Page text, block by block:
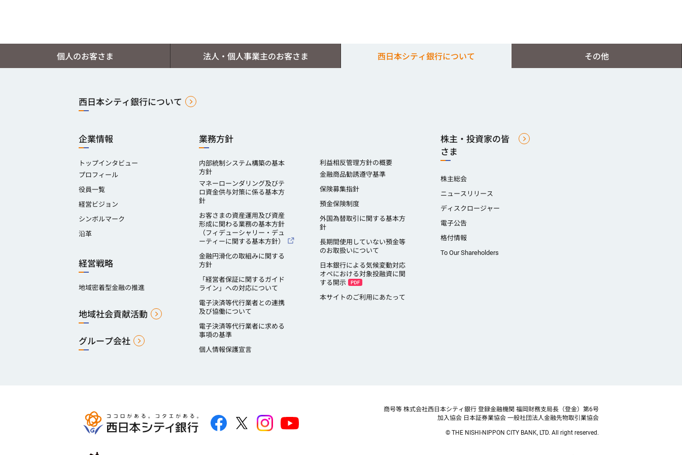
個人のお客さま 法人・個人事業主のお客さま 西日本シティ銀行について その他
西日本シティ銀行について
企業情報
トップインタビュー
プロフィール
役員一覧
経営ビジョン
シンボルマーク
沿革
経営戦略
地域密着型金融の推進
地域社会貢献活動
グループ会社
業務方針
内部統制システム構築の基本
方針
マネーローンダリング及びテ
ロ資金供与対策に係る基本方
針
お客さまの資産運用及び資産
形成に関わる業務の基本方針
（フィデューシャリー・デュ
ーティーに関する基本方針）
金融円滑化の取組みに関する
方針
「経営者保証に関するガイド
ライン」への対応について
電子決済等代行業者との連携
及び協働について
電子決済等代行業者に求める
事項の基準
個人情報保護宣言
利益相反管理方針の概要
金融商品勧誘遵守基準
保険募集指針
預金保険制度
外国為替取引に関する基本方
針
長期間使用していない預金等
のお取扱いについて
日本銀行による気候変動対応
オペにおける対象投融資に関
する開示
本サイトのご利用にあたって
株主・投資家の皆
さま
株主総会
ニュースリリース
ディスクロージャー
電子公告
格付情報
To Our Shareholders
商号等 株式会社西日本シティ銀行 登録金融機関 福岡財務支局長（登金）第6号
加入協会 日本証券業協会 一般社団法人金融先物取引業協会
© THE NISHI-NIPPON CITY BANK, LTD. All right reserved.